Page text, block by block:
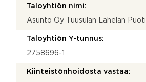
Taloyhtiön nimi:
Asunto Oy Tuusulan Lahelan Puoti
Taloyhtiön Y-tunnus:
2758696-1
Kiinteistönhoidosta vastaa: